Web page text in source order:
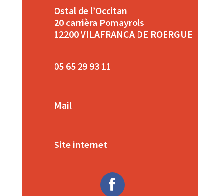
Ostal de l’Occitan
20 carrièra Pomayrols
12200 VILAFRANCA DE ROERGUE
05 65 29 93 11
Mail
Site internet